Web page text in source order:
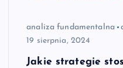
analiza fundamentalna
19 sierpnia, 2024
Jakie strategie